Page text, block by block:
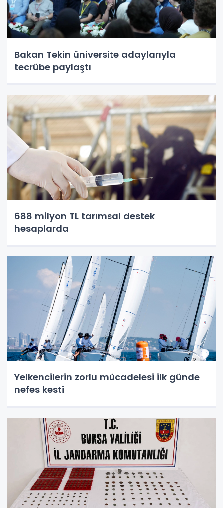
Bakan Tekin üniversite adaylarıyla
tecrübe paylaştı
688 milyon TL tarımsal destek
hesaplarda
Yelkencilerin zorlu mücadelesi ilk günde
nefes kesti